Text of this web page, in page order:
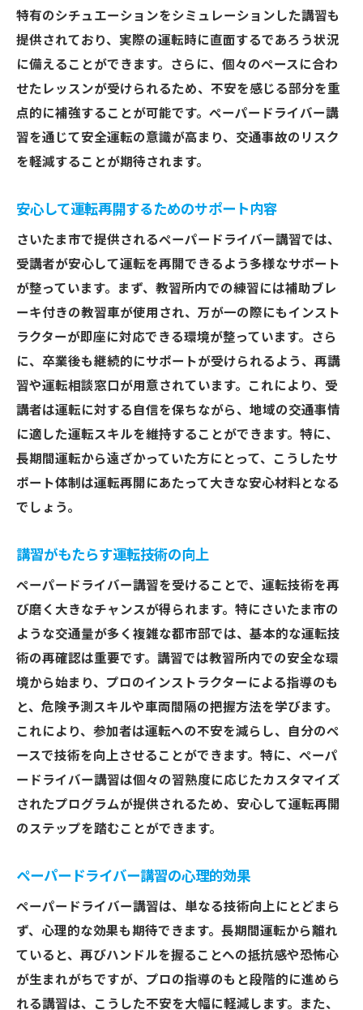
グ
緊張を和らげるためのリラックス方法
講習中の緊急時対応シミュレーション
成功体験を重ねることの重要性
地域特有の交通ストレスへの対処法
方々の体験談を紹介
初心者でも再挑戦できる安心感
講習を通じた意外な発見と学び
教習を受けた後の日常生活の変化
インストラクターのサポートに感謝する声
ペーパードライバー講習の成果としての自
信回復
参加者から寄せられるポジティブなフィー
ドバック
さいたま市ならではの講習プログラム
講習後のサポート体制について
実際の交通状況に即した実践練習
安心して運転できる環境の提供
特有のシチュエーションをシミュレーションした講習も
提供されており、実際の運転時に直面するであろう状況
に備えることができます。さらに、個々のペースに合わ
せたレッスンが受けられるため、不安を感じる部分を重
点的に補強することが可能です。ペーパードライバー講
習を通じて安全運転の意識が高まり、交通事故のリスク
を軽減することが期待されます。
安心して運転再開するためのサポート内容
さいたま市で提供されるペーパードライバー講習では、
受講者が安心して運転を再開できるよう多様なサポート
が整っています。まず、教習所内での練習には補助ブレ
ーキ付きの教習車が使用され、万が一の際にもインスト
ラクターが即座に対応できる環境が整っています。さら
に、卒業後も継続的にサポートが受けられるよう、再講
習や運転相談窓口が用意されています。これにより、受
講者は運転に対する自信を保ちながら、地域の交通事情
に適した運転スキルを維持することができます。特に、
長期間運転から遠ざかっていた方にとって、こうしたサ
ポート体制は運転再開にあたって大きな安心材料となる
でしょう。
講習がもたらす運転技術の向上
ペーパードライバー講習を受けることで、運転技術を再
び磨く大きなチャンスが得られます。特にさいたま市の
ような交通量が多く複雑な都市部では、基本的な運転技
術の再確認は重要です。講習では教習所内での安全な環
境から始まり、プロのインストラクターによる指導のも
と、危険予測スキルや車両間隔の把握方法を学びます。
これにより、参加者は運転への不安を減らし、自分のペ
ースで技術を向上させることができます。特に、ペーパ
ードライバー講習は個々の習熟度に応じたカスタマイズ
されたプログラムが提供されるため、安心して運転再開
のステップを踏むことができます。
ペーパードライバー講習の心理的効果
ペーパードライバー講習は、単なる技術向上にとどまら
ず、心理的な効果も期待できます。長期間運転から離れ
ていると、再びハンドルを握ることへの抵抗感や恐怖心
が生まれがちですが、プロの指導のもと段階的に進めら
れる講習は、こうした不安を大幅に軽減します。また、